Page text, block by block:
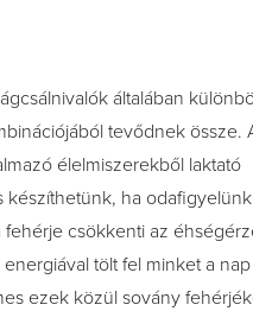
általában
tevődnek össze.
élelmiszerekből laktató
készíthetünk, ha
csökkenti az
tölt fel minket a
ezek közül sovány